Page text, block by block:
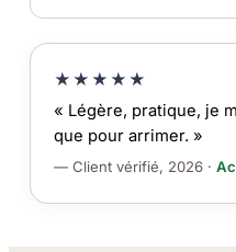
★★★★★
« Légère, pratique, je
que pour arrimer. »
— Client vérifié, 2026 ·